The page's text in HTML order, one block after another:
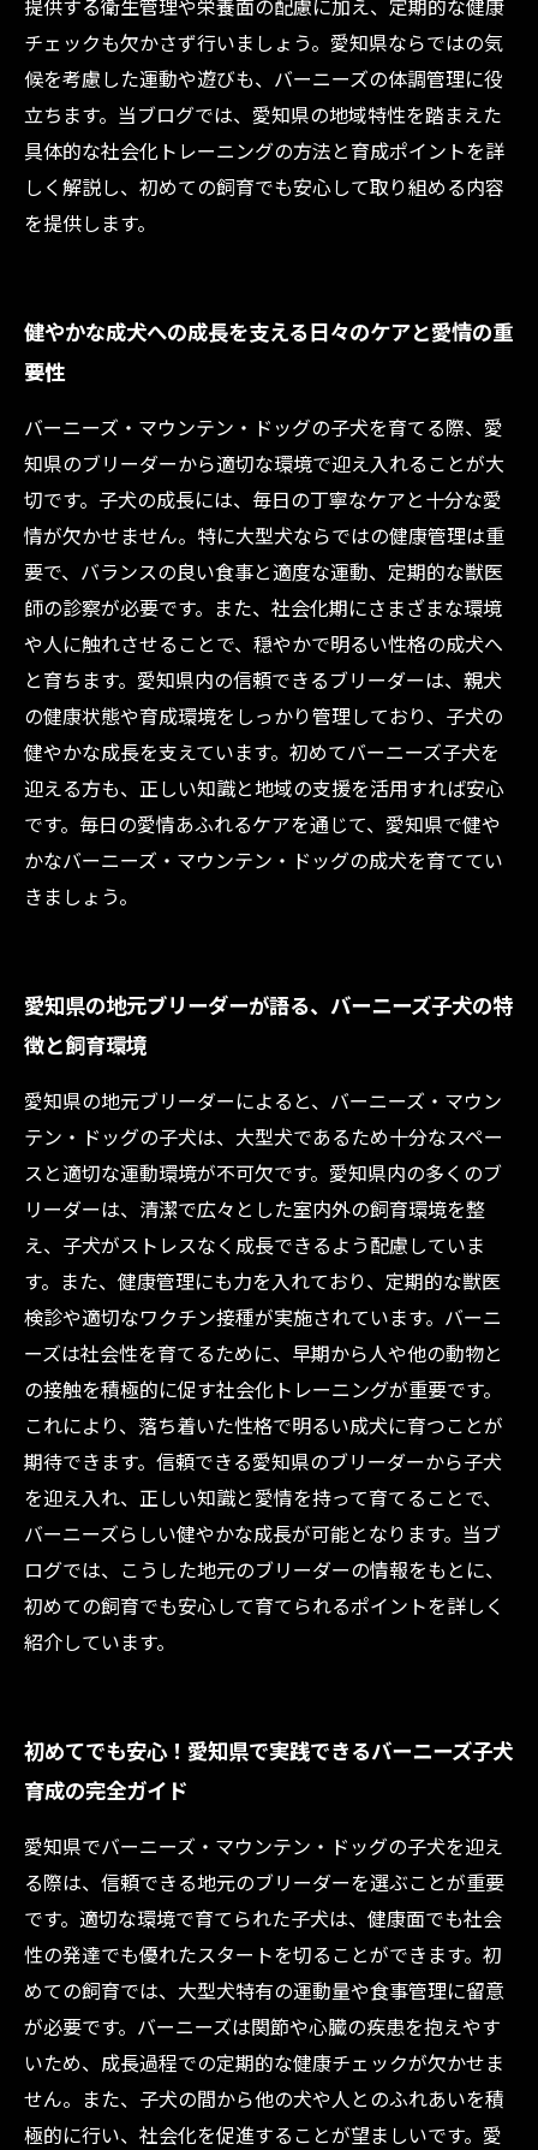
提供する衛生管理や栄養面の配慮に加え、定期的な健康
チェックも欠かさず行いましょう。愛知県ならではの気
候を考慮した運動や遊びも、バーニーズの体調管理に役
立ちます。当ブログでは、愛知県の地域特性を踏まえた
具体的な社会化トレーニングの方法と育成ポイントを詳
しく解説し、初めての飼育でも安心して取り組める内容
を提供します。
健やかな成犬への成長を支える日々のケアと愛情の重
要性
バーニーズ・マウンテン・ドッグの子犬を育てる際、愛
知県のブリーダーから適切な環境で迎え入れることが大
切です。子犬の成長には、毎日の丁寧なケアと十分な愛
情が欠かせません。特に大型犬ならではの健康管理は重
要で、バランスの良い食事と適度な運動、定期的な獣医
師の診察が必要です。また、社会化期にさまざまな環境
や人に触れさせることで、穏やかで明るい性格の成犬へ
と育ちます。愛知県内の信頼できるブリーダーは、親犬
の健康状態や育成環境をしっかり管理しており、子犬の
健やかな成長を支えています。初めてバーニーズ子犬を
迎える方も、正しい知識と地域の支援を活用すれば安心
です。毎日の愛情あふれるケアを通じて、愛知県で健や
かなバーニーズ・マウンテン・ドッグの成犬を育ててい
きましょう。
愛知県の地元ブリーダーが語る、バーニーズ子犬の特
徴と飼育環境
愛知県の地元ブリーダーによると、バーニーズ・マウン
テン・ドッグの子犬は、大型犬であるため十分なスペー
スと適切な運動環境が不可欠です。愛知県内の多くのブ
リーダーは、清潔で広々とした室内外の飼育環境を整
え、子犬がストレスなく成長できるよう配慮していま
す。また、健康管理にも力を入れており、定期的な獣医
検診や適切なワクチン接種が実施されています。バーニ
ーズは社会性を育てるために、早期から人や他の動物と
の接触を積極的に促す社会化トレーニングが重要です。
これにより、落ち着いた性格で明るい成犬に育つことが
期待できます。信頼できる愛知県のブリーダーから子犬
を迎え入れ、正しい知識と愛情を持って育てることで、
バーニーズらしい健やかな成長が可能となります。当ブ
ログでは、こうした地元のブリーダーの情報をもとに、
初めての飼育でも安心して育てられるポイントを詳しく
紹介しています。
初めてでも安心！愛知県で実践できるバーニーズ子犬
育成の完全ガイド
愛知県でバーニーズ・マウンテン・ドッグの子犬を迎え
る際は、信頼できる地元のブリーダーを選ぶことが重要
です。適切な環境で育てられた子犬は、健康面でも社会
性の発達でも優れたスタートを切ることができます。初
めての飼育では、大型犬特有の運動量や食事管理に留意
が必要です。バーニーズは関節や心臓の疾患を抱えやす
いため、成長過程での定期的な健康チェックが欠かせま
せん。また、子犬の間から他の犬や人とのふれあいを積
極的に行い、社会化を促進することが望ましいです。愛